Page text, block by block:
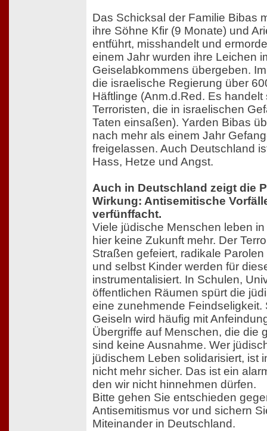
Das Schicksal der Familie Bibas
ihre Söhne Kfir (9 Monate) und
entführt, misshandelt und
einem Jahr wurden ihre Leichen
Geiselabkommens übergeben.
die israelische Regierung über
Häftlinge (Anm.d.Red. Es
Terroristen, die in israelischen
Taten einsaßen). Yarden Bibas
nach mehr als einem Jahr
freigelassen. Auch Deutschland
Hass, Hetze und Angst.
Auch in Deutschland zeigt die
Wirkung: Antisemitische
verfünffacht.
Viele jüdische Menschen leben
hier keine Zukunft mehr. Der
Straßen gefeiert, radikale
und selbst Kinder werden für
instrumentalisiert. In Schulen,
öffentlichen Räumen spürt die
eine zunehmende Feindseligkeit.
Geiseln wird häufig mit
Übergriffe auf Menschen, die die
sind keine Ausnahme. Wer
jüdischem Leben solidarisiert, ist
nicht mehr sicher. Das ist ein
den wir nicht hinnehmen dürfen.
Bitte gehen Sie entschieden
Antisemitismus vor und sichern
Miteinander in Deutschland.